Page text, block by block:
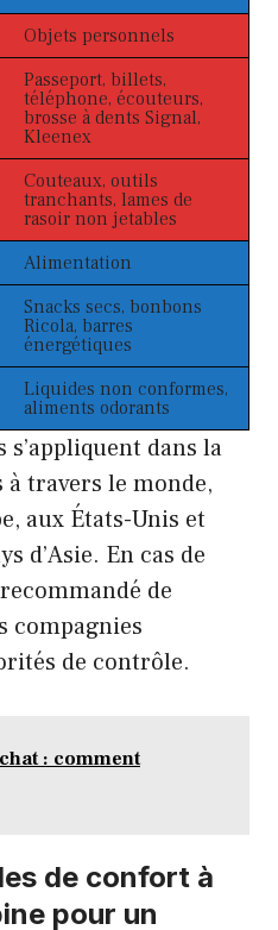
Objets personnels
Passeport, billets,
téléphone, écouteurs,
brosse à dents Signal,
Kleenex
Couteaux, outils
tranchants, lames de
rasoir non jetables
Alimentation
Snacks secs, bonbons
Ricola, barres
énergétiques
Liquides non conformes,
aliments odorants
s’appliquent dans la
travers le monde,
aux États-Unis et
d’Asie. En cas de
de
compagnies
de contrôle.
: comment
de confort à
pour un